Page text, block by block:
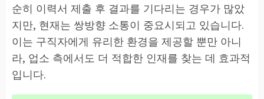
순히 이력서 제출 후 결과를 기다리는 경우가 많았
지만, 현재는 쌍방향 소통이 중요시되고 있습니다.
이는 구직자에게 유리한 환경을 제공할 뿐만 아니
라, 업소 측에서도 더 적합한 인재를 찾는 데 효과적
입니다.